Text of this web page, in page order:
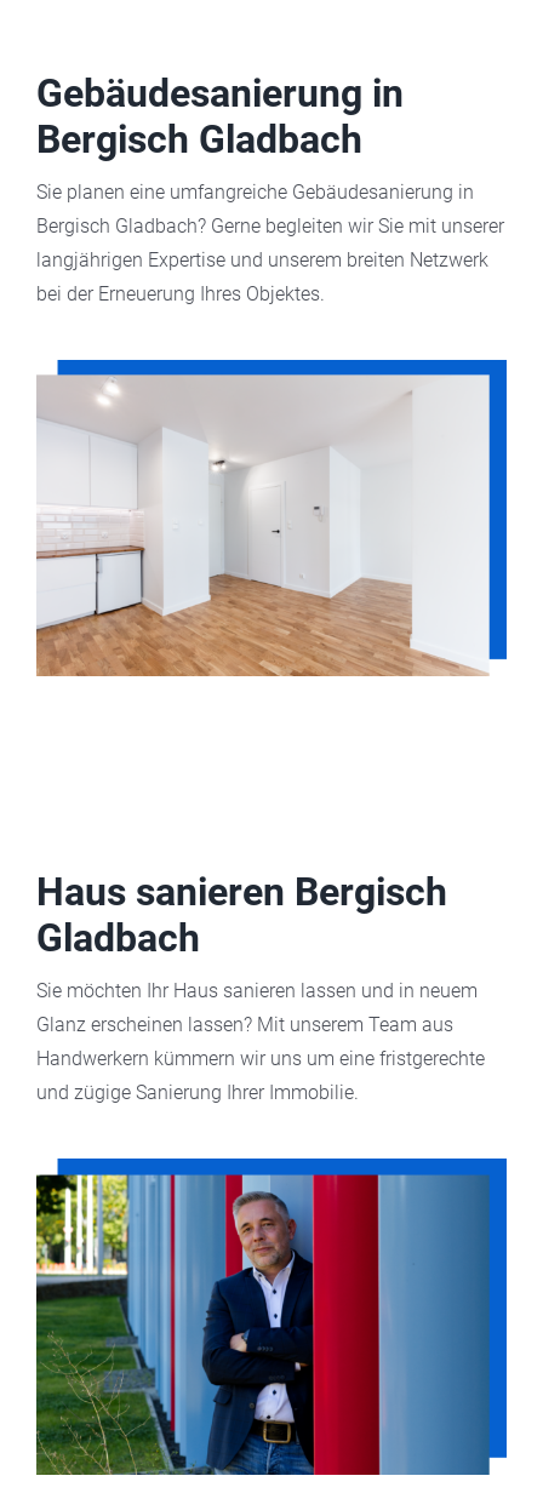
Gebäudesanierung in
Bergisch Gladbach
Sie planen eine umfangreiche Gebäudesanierung in
Bergisch Gladbach? Gerne begleiten wir Sie mit unserer
langjährigen Expertise und unserem breiten Netzwerk
bei der Erneuerung Ihres Objektes.
Haus sanieren Bergisch
Gladbach
Sie möchten Ihr Haus sanieren lassen und in neuem
Glanz erscheinen lassen? Mit unserem Team aus
Handwerkern kümmern wir uns um eine fristgerechte
und zügige Sanierung Ihrer Immobilie.